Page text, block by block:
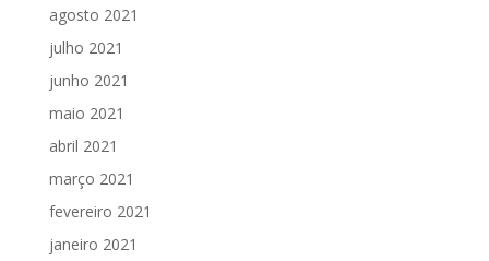
agosto 2021
julho 2021
junho 2021
maio 2021
abril 2021
março 2021
fevereiro 2021
janeiro 2021